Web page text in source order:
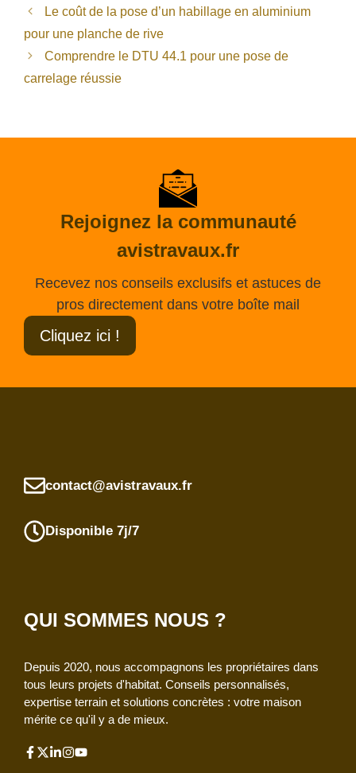
Le coût de la pose d’un habillage en aluminium
pour une planche de rive
Comprendre le DTU 44.1 pour une pose de
carrelage réussie
Rejoignez la communauté
avistravaux.fr
Recevez nos conseils exclusifs et astuces de
pros directement dans votre boîte mail
Cliquez ici !
contact@avistravaux.fr
Disponible 7j/7
QUI SOMMES NOUS ?
Depuis 2020, nous accompagnons les propriétaires dans
tous leurs projets d'habitat. Conseils personnalisés,
expertise terrain et solutions concrètes : votre maison
mérite ce qu'il y a de mieux.